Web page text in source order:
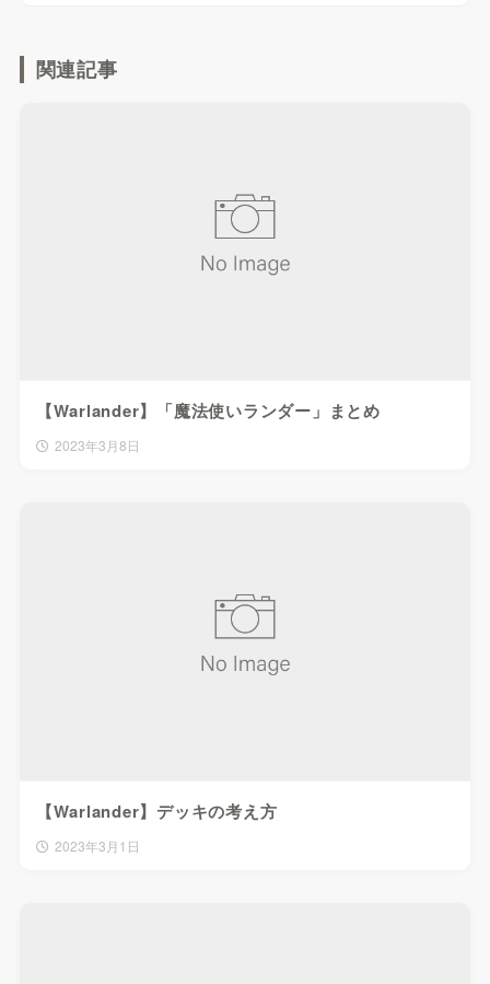
関連記事
【Warlander】「魔法使いランダー」まとめ
2023年3月8日
【Warlander】デッキの考え方
2023年3月1日